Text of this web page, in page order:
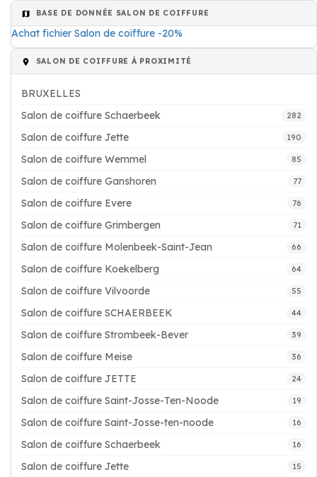
BASE DE DONNÉE SALON DE COIFFURE
Achat fichier Salon de coiffure -20%
SALON DE COIFFURE À PROXIMITÉ
BRUXELLES
Salon de coiffure Schaerbeek
282
Salon de coiffure Jette 190
Salon de coiffure Wemmel 85
Salon de coiffure Ganshoren 77
Salon de coiffure Evere 76
Salon de coiffure Grimbergen 71
Salon de coiffure Molenbeek-Saint-Jean 66
Salon de coiffure Koekelberg 64
Salon de coiffure Vilvoorde 55
Salon de coiffure SCHAERBEEK 44
Salon de coiffure Strombeek-Bever 39
Salon de coiffure Meise 36
Salon de coiffure JETTE 24
Salon de coiffure Saint-Josse-Ten-Noode 19
Salon de coiffure Saint-Josse-ten-noode 16
Salon de coiffure Schaerbeek 16
Salon de coiffure Jette 15